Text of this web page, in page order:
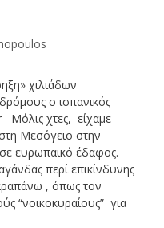
χιλιάδων
ο ισπανικός
Μόλις χτες, είχαμε
Μεσόγειο στην
ευρωπαϊκό έδαφος.
περί επικίνδυνης
, όπως τον
“νοικοκυραίους” για